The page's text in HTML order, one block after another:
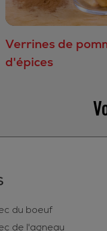
Verrines de
d'épices
du boeuf
de l'agneau